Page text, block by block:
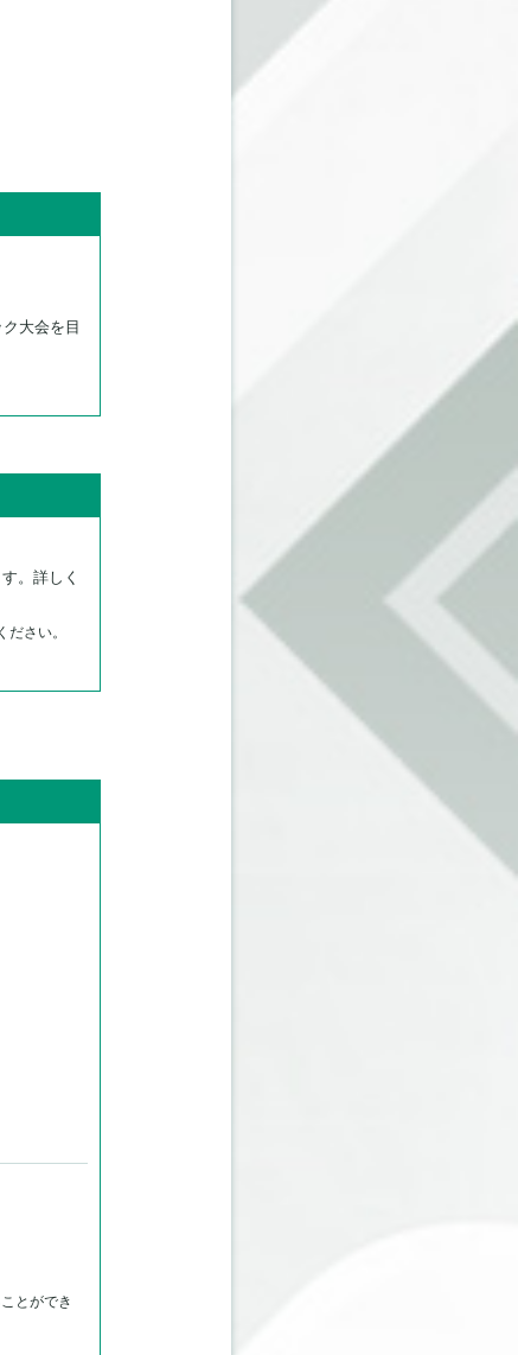
大会を目
。詳しく
ださい。
とができ